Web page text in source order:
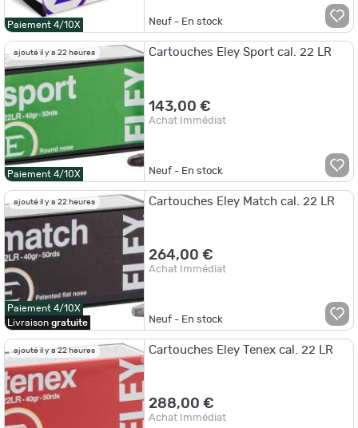
Paiement 4/10X Neuf - En stock
ajouté il y a 22 heures
Paiement 4/10X
Cartouches Eley Sport cal. 22 LR
143,00 €
Achat Immédiat
Neuf - En stock
ajouté il y a 22 heures
Paiement 4/10X
Livraison gratuite
Cartouches Eley Match cal. 22 LR
264,00 €
Achat Immédiat
Neuf - En stock
ajouté il y a 22 heures Cartouches Eley Tenex cal. 22 LR
288,00 €
Achat Immédiat